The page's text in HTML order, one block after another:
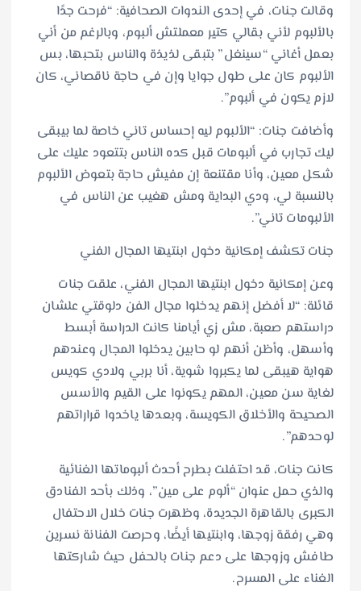
وقالت جنات، في إحدى الندوات الصحافية: “فرحت جدًا
بالألبوم لأني بقالي كتير معملتش ألبوم، وبالرغم من أني
بعمل أغاني “سينغل” بتبقى لذيذة والناس بتحبها، بس
الألبوم كان على طول جوايا وإن في حاجة ناقصاني، كان
لازم يكون في ألبوم”.
وأضافت جنات: “الألبوم ليه إحساس تاني خاصة لما بيبقى
ليك تجارب في ألبومات قبل كده الناس بتتعود عليك على
شكل معين، وأنا مقتنعة إن مفيش حاجة بتعوض الألبوم
بالنسبة لي، ودي البداية ومش هغيب عن الناس في
الألبومات تاني”.
جنات تكشف إمكانية دخول ابنتيها المجال الفني
وعن إمكانية دخول ابنتيها المجال الفني، علقت جنات
قائلة: “لا أفضل إنهم يدخلوا مجال الفن دلوقتي علشان
دراستهم صعبة، مش زي أيامنا كانت الدراسة أبسط
وأسهل، وأظن أنهم لو حابين يدخلوا المجال وعندهم
هواية هيبقى لما يكبروا شوية، أنا بربي ولادي كويس
لغاية سن معين، المهم يكونوا على القيم والأسس
الصحيحة والأخلاق الكويسة، وبعدها ياخدوا قراراتهم
لوحدهم”.
كانت جنات، قد احتفلت بطرح أحدث ألبوماتها الغنائية
والذي حمل عنوان “ألوم على مين”، وذلك بأحد الفنادق
الكبرى بالقاهرة الجديدة، وظهرت جنات خلال الاحتفال
وهي رفقة زوجها، وابنتيها أيضًا، وحرصت الفنانة نسرين
طافش وزوجها على دعم جنات بالحفل حيث شاركتها
الغناء على المسرح.